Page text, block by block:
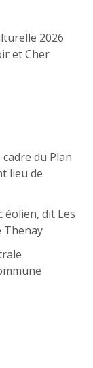
2026
et Cher
du Plan
lieu de
éolien, dit Les
Thenay